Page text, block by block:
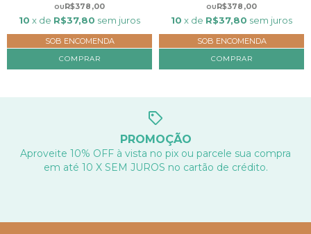
R$378,00
10 x de R$37,80 sem juros
SOB ENCOMENDA
COMPRAR
R$378,00
10 x de R$37,80 sem juros
SOB ENCOMENDA
COMPRAR
PROMOÇÃO
Aproveite 10% OFF à vista no pix ou parcele sua compra
em até 10 X SEM JUROS no cartão de crédito.